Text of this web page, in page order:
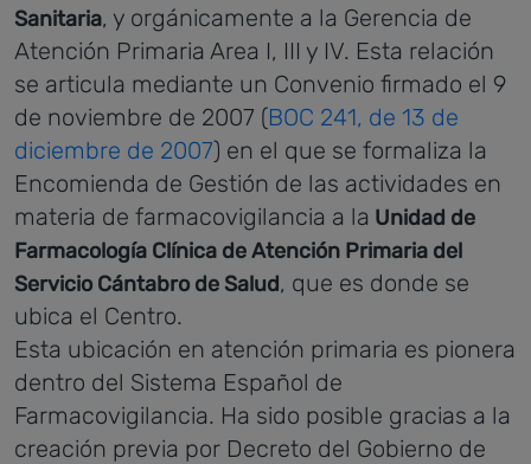
Sanitaria, y orgánicamente a la Gerencia de
Atención Primaria Area I, III y IV. Esta relación
se articula mediante un Convenio firmado el 9
de noviembre de 2007 (BOC 241, de 13 de
diciembre de 2007) en el que se formaliza la
Encomienda de Gestión de las actividades en
materia de farmacovigilancia a la Unidad de
Farmacología Clínica de Atención Primaria del
Servicio Cántabro de Salud, que es donde se
ubica el Centro.
Esta ubicación en atención primaria es pionera
dentro del Sistema Español de
Farmacovigilancia. Ha sido posible gracias a la
creación previa por Decreto del Gobierno de